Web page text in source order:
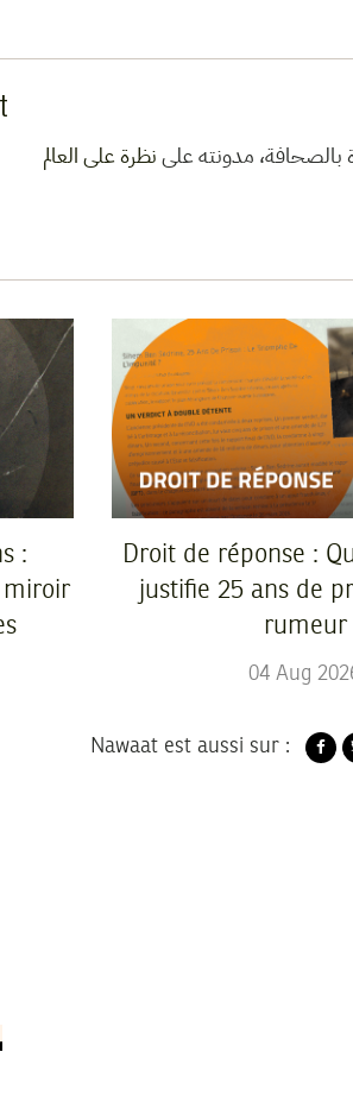
بالصحافة، مدونته علىنظرة على العالم
:
miroir
Droit de réponse :
justifie 25 ans de
rumeur
04 Aug
Nawaat est aussi sur :